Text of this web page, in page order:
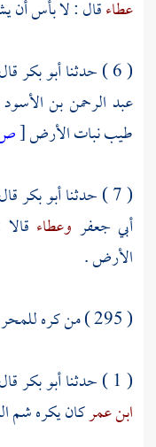
عطاءقال : لا بأس أن
( 6 ) حدثنا
أبو بكر
عبد الرحمن بن الأسود
طيب نبات الأرض[
( 7 ) حدثنا
أبو بكر
أبي جعفر وعطاء
الأرض .
( 295 ) من كره للمحرم أن يشم الريحان .
( 1 ) حدثنا
أبو بكر
ابن عمركان يكره شم